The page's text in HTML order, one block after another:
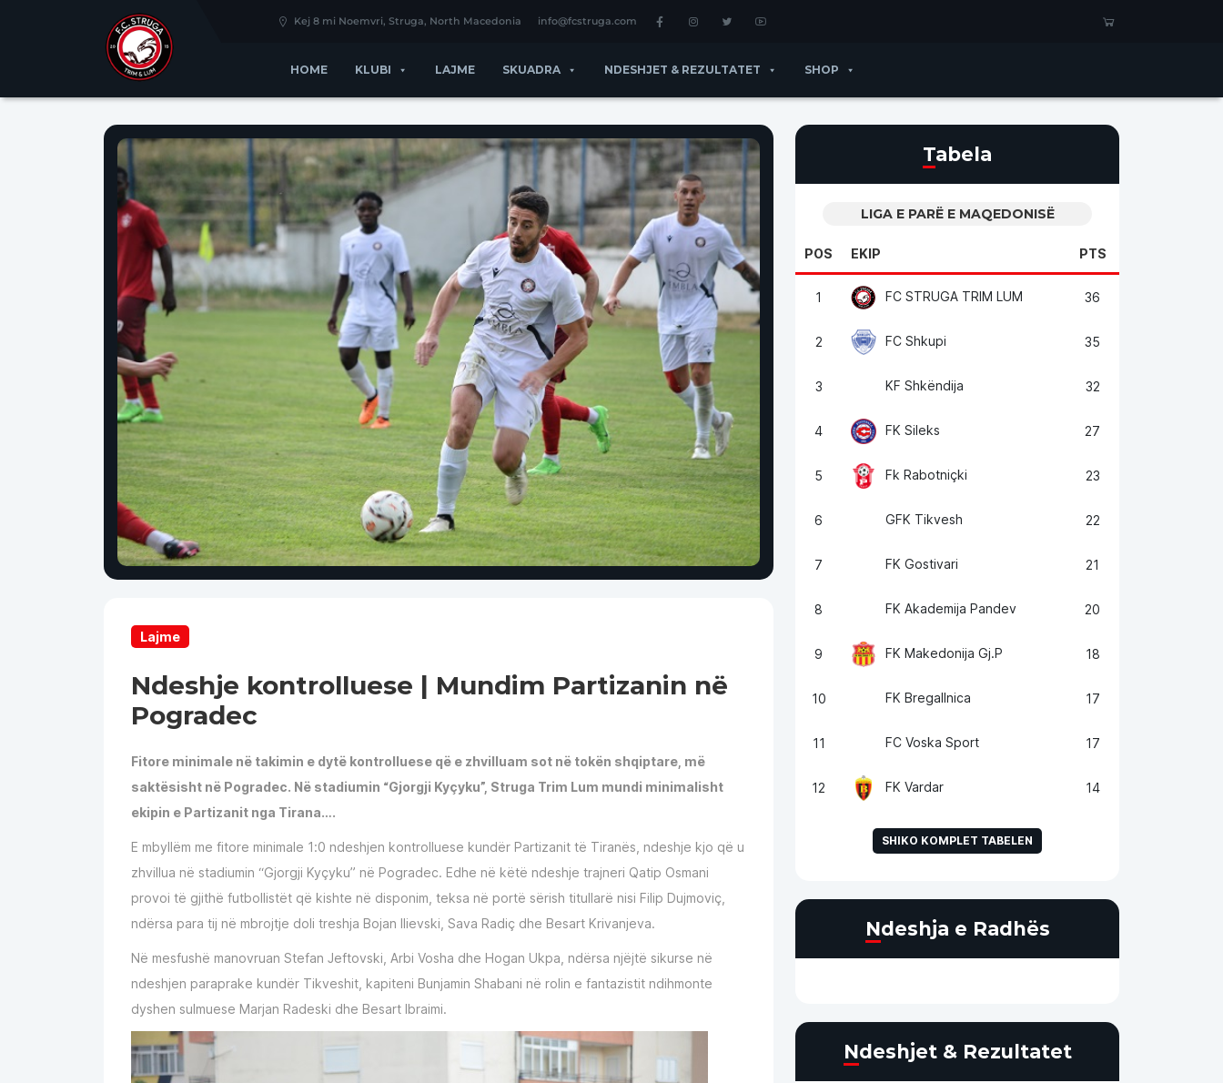
Kej 8 mi Noemvri, Struga, North Macedonia info@fcstruga.com
HOME KLUBI LAJME SKUADRA NDESHJET & REZULTATET SHOP
Lajme
Ndeshje kontrolluese | Mundim Partizanin në
Pogradec
Fitore minimale në takimin e dytë kontrolluese që e zhvilluam sot në tokën shqiptare, më
saktësisht në Pogradec. Në stadiumin “Gjorgji Kyçyku”, Struga Trim Lum mundi minimalisht
ekipin e Partizanit nga Tirana….
E mbyllëm me fitore minimale 1:0 ndeshjen kontrolluese kundër Partizanit të Tiranës, ndeshje kjo që u
zhvillua në stadiumin “Gjorgji Kyçyku” në Pogradec. Edhe në këtë ndeshje trajneri Qatip Osmani
provoi të gjithë futbollistët që kishte në disponim, teksa në portë sërish titullarë nisi Filip Dujmoviç,
ndërsa para tij në mbrojtje doli treshja Bojan Ilievski, Sava Radiç dhe Besart Krivanjeva.
Në mesfushë manovruan Stefan Jeftovski, Arbi Vosha dhe Hogan Ukpa, ndërsa njëjtë sikurse në
ndeshjen paraprake kundër Tikveshit, kapiteni Bunjamin Shabani në rolin e fantazistit ndihmonte
dyshen sulmuese Marjan Radeski dhe Besart Ibraimi.
Tabela
LIGA E PARË E MAQEDONISË
POS EKIP PTS
1 FC STRUGA TRIM LUM 36
2 FC Shkupi 35
3 KF Shkëndija 32
4 FK Sileks 27
5 Fk Rabotniçki 23
6 GFK Tikvesh 22
7 FK Gostivari 21
8 FK Akademija Pandev 20
9 FK Makedonija Gj.P 18
10 FK Bregallnica 17
11 FC Voska Sport 17
12 FK Vardar 14
SHIKO KOMPLET TABELEN
Ndeshja e Radhës
Ndeshjet & Rezultatet